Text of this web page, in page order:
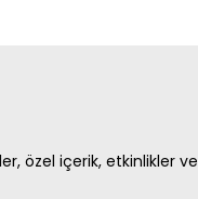
özel içerik, etkinlikler ve